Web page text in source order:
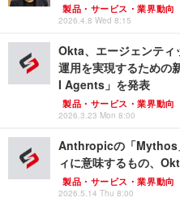
製品・サービス・業界動向
2026.4.8 Wed 8:15
Okta、エージェンティ
運用を実現するための
I Agents」を発表
製品・サービス・業界動向
2026.3.23 Mon 8:00
Anthropicの「Mythos
ィに意味するもの、
製品・サービス・業界動向
2026.5.14 Thu 8:00